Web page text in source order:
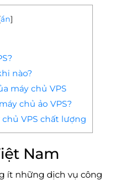
ẩn]
nào?
máy chủ VPS
chủ ảo VPS?
VPS chất lượng
Nam
ít những dịch vụ công